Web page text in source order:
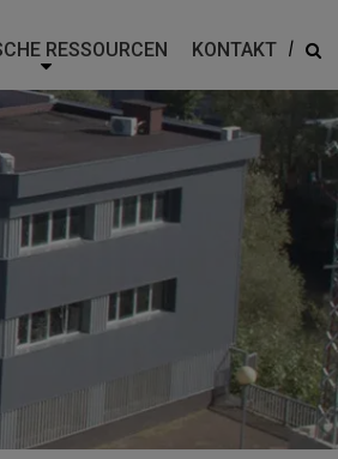
RESSOURCEN KONTAKT |